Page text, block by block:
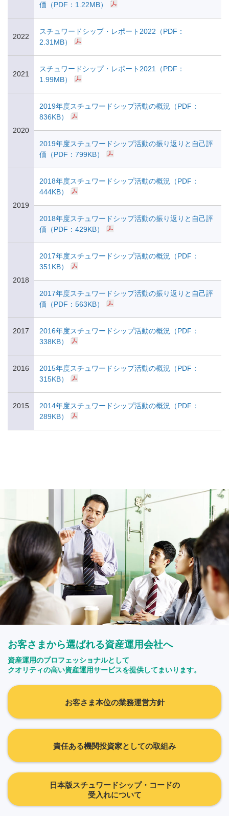
価（PDF：1.22MB）
2022
スチュワードシップ・レポート2022（PDF：
2.31MB）
2021
スチュワードシップ・レポート2021（PDF：
1.99MB）
2020
2019年度スチュワードシップ活動の概況（PDF：
836KB）
2019年度スチュワードシップ活動の振り返りと自己評
価（PDF：799KB）
2019
2018年度スチュワードシップ活動の概況（PDF：
444KB）
2018年度スチュワードシップ活動の振り返りと自己評
価（PDF：429KB）
2018
2017年度スチュワードシップ活動の概況（PDF：
351KB）
2017年度スチュワードシップ活動の振り返りと自己評
価（PDF：563KB）
2017
2016年度スチュワードシップ活動の概況（PDF：
338KB）
2016
2015年度スチュワードシップ活動の概況（PDF：
315KB）
2015
2014年度スチュワードシップ活動の概況（PDF：
289KB）
お客さまから選ばれる資産運用会社へ
資産運用のプロフェッショナルとして
クオリティの高い資産運用サービスを提供してまいります。
お客さま本位の業務運営方針
責任ある機関投資家としての取組み
日本版スチュワードシップ・コードの
受入れについて